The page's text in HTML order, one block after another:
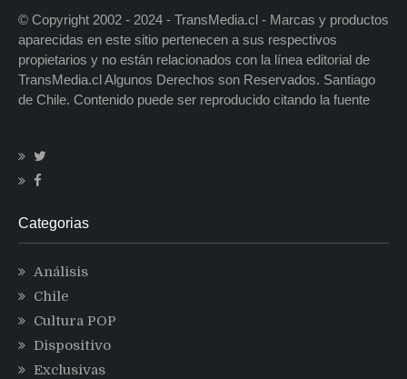
© Copyright 2002 - 2024 - TransMedia.cl - Marcas y productos
aparecidas en este sitio pertenecen a sus respectivos
propietarios y no están relacionados con la línea editorial de
TransMedia.cl Algunos Derechos son Reservados. Santiago
de Chile. Contenido puede ser reproducido citando la fuente
Categorias
Análisis
Chile
Cultura POP
Dispositivo
Exclusivas